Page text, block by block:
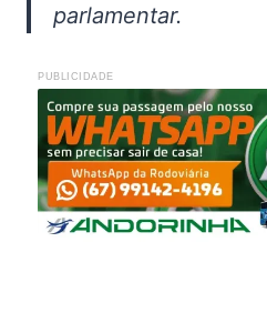
parlamentar.
PUBLICIDADE